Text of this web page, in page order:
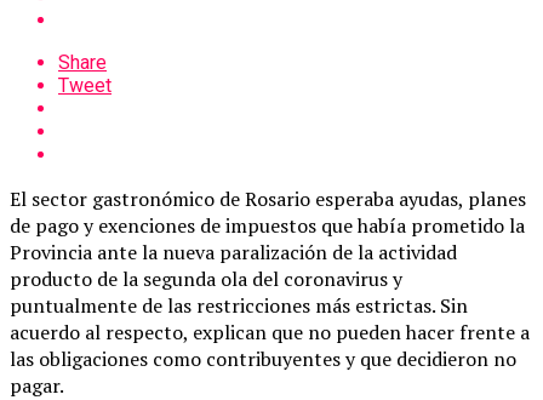
Share
Tweet
El sector gastronómico de Rosario esperaba ayudas, planes
de pago y exenciones de impuestos que había prometido la
Provincia ante la nueva paralización de la actividad
producto de la segunda ola del coronavirus y
puntualmente de las restricciones más estrictas. Sin
acuerdo al respecto, explican que no pueden hacer frente a
las obligaciones como contribuyentes y que decidieron no
pagar.